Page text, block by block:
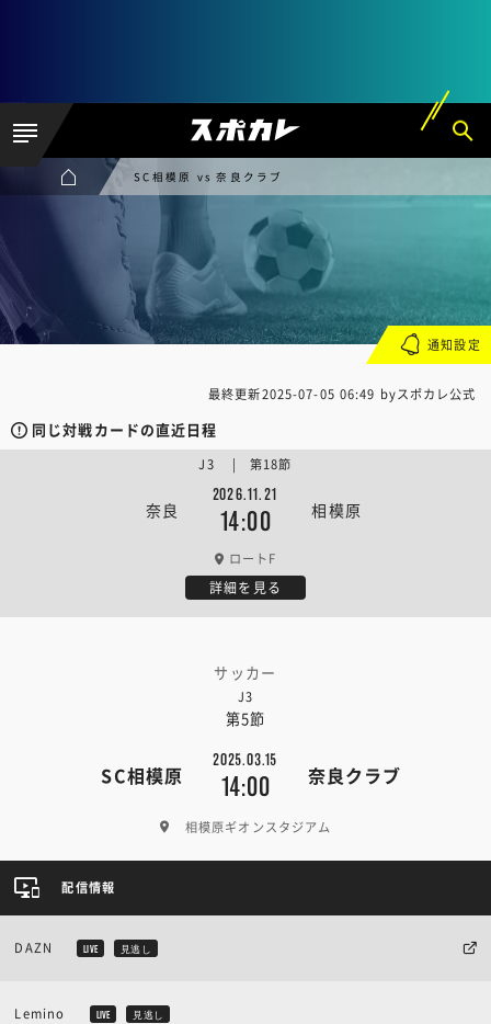
SC相模原 vs 奈良クラブ
最終更新2025-07-05 06:49 byスポカレ公式
同じ対戦カードの直近日程
奈良
2026.11.21
14:00 相模原
J3 | 第18節
ロートF
詳細を見る
サッカー
J3
第5節
SC相模原
2025.03.15
14:00 奈良クラブ
相模原ギオンスタジアム
通知設定
配信情報
DAZN LIVE 見逃し
Lemino LIVE 見逃し